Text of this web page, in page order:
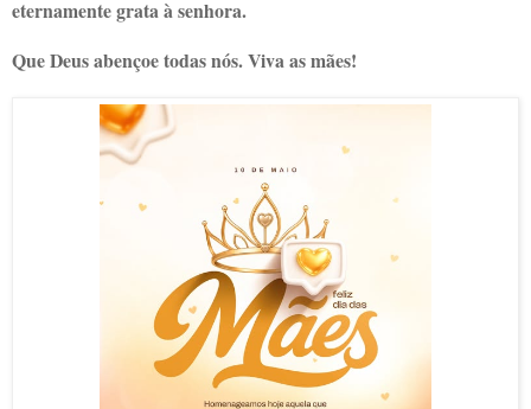
eternamente grata à senhora.
Que Deus abençoe todas nós. Viva as mães!